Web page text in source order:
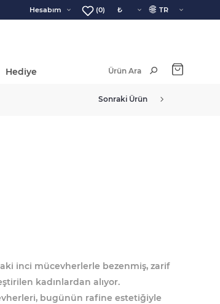
Hesabım (0) 🌐
Hediye
Sonraki Ürün
inci mücevherlerle bezenmiş, zarif
kadınlardan alıyor.
bugünün rafine estetiğiyle